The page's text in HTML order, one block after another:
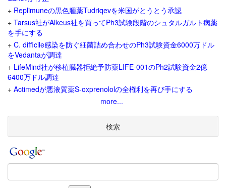
+ Replimuneの黒色腫薬Tudriqevを米国がとうとう承認
+ Tarsus社がAlkeus社を買ってPh3試験段階のシュタルガルト病薬
を手にする
+ C. difficile感染を防ぐ細菌詰め合わせのPh3試験資金6000万ドル
をVedantaが調達
+ LifeMind社が移植臓器拒絶予防薬LIFE-001のPh2試験資金2億
6400万ドル調達
+ Actimedが悪液質薬S-oxprenololの全権利を再び手にする
more...
検索